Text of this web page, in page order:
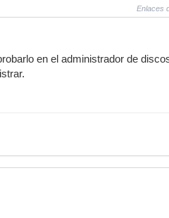
Enlaces
en el administrador de